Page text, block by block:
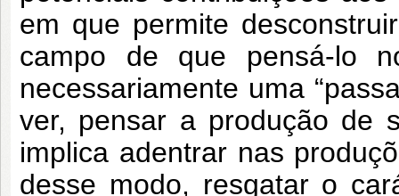
em que permite
campo de que pensá-lo
necessariamente uma
ver, pensar a produção de
implica adentrar nas
desse modo, resgatar o